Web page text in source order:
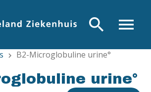
menu
search
chevron_right B2-Microglobuline urine°
urine°